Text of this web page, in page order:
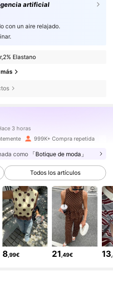
artificial
con un aire relajado.
Elastano
3 horas
999K+ Compra repetida
como 「Botique de moda」
Todos los artículos
8,99€ 21 ,49€ 13